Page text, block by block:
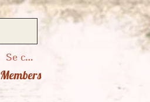
Se connecter
Members